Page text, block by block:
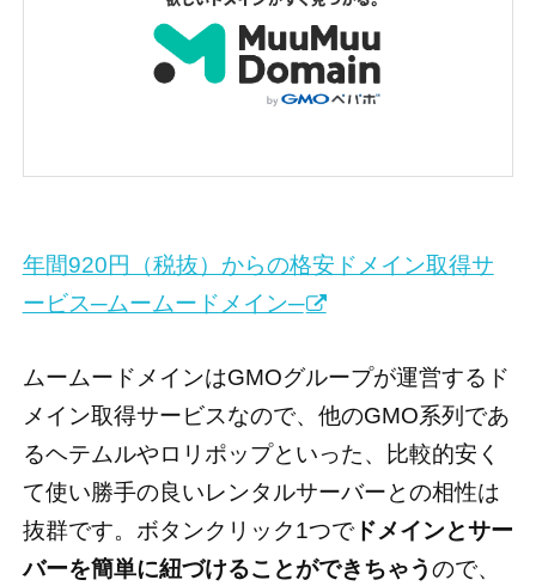
年間920円（税抜）からの格安ドメイン取得サ
ービス─ムームードメイン─
ムームードメインはGMOグループが運営するド
メイン取得サービスなので、他のGMO系列であ
るヘテムルやロリポップといった、比較的安く
て使い勝手の良いレンタルサーバーとの相性は
抜群です。ボタンクリック1つでドメインとサー
バーを簡単に紐づけることができちゃうので、